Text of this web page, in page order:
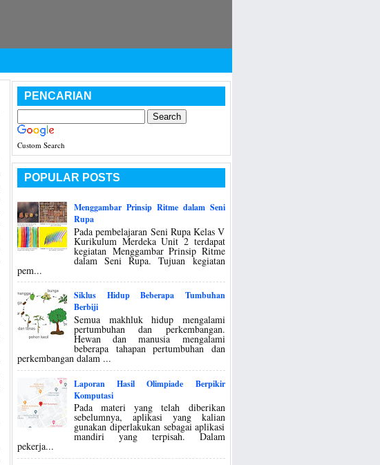
PENCARIAN
Custom Search
POPULAR POSTS
Menggambar Prinsip Ritme dalam Seni
Rupa
Pada pembelajaran Seni Rupa Kelas V
Kurikulum Merdeka Unit 2 terdapat
kegiatan Menggambar Prinsip Ritme
dalam Seni Rupa. Tujuan kegiatan
pem...
Siklus Hidup Beberapa Tumbuhan
Berbiji
Semua makhluk hidup mengalami
pertumbuhan dan perkembangan.
Hewan dan manusia mengalami
beberapa tahapan pertumbuhan dan
perkembangan dalam ...
Laporan Hasil Olimpiade Berpikir
Komputasi
Pada materi yang telah diberikan
sebelumnya, aplikasi yang kalian
gunakan diperlakukan sebagai aplikasi
mandiri yang terpisah. Dalam
pekerja...